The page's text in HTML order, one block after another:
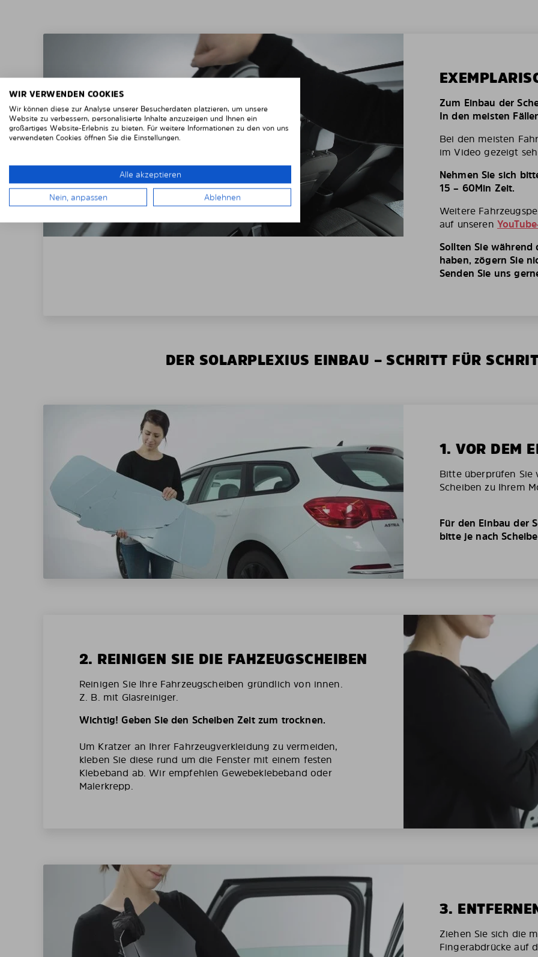
Zum Einbau der
In den meisten
Bei den meisten
im Video gezeigt
Nehmen Sie sich
15 – 60Min Zeit.
Weitere
auf unseren
Sollten Sie während
haben, zögern Sie
Senden Sie uns
DER SOLARPLEXIUS EINBAU – SCHRITT FÜR
1. VOR DEM
Bitte überprüfen
Scheiben zu Ihrem
Für den Einbau der
bitte je nach
2. REINIGEN SIE DIE FAHZEUGSCHEIBEN
Reinigen Sie Ihre Fahrzeugscheiben gründlich von innen.
Z. B. mit Glasreiniger.
Wichtig! Geben Sie den Scheiben Zeit zum trocknen.
Um Kratzer an Ihrer Fahrzeugverkleidung zu vermeiden,
kleben Sie diese rund um die Fenster mit einem festen
Klebeband ab. Wir empfehlen Gewebeklebeband oder
Malerkrepp.
3.
Ziehen Sie sich die
Fingerabdrücke auf
WIR VERWENDEN COOKIES
Wir können diese zur Analyse unserer Besucherdaten platzieren, um unsere
Website zu verbessern, personalisierte Inhalte anzuzeigen und Ihnen ein
großartiges Website-Erlebnis zu bieten. Für weitere Informationen zu den von uns
verwendeten Cookies öffnen Sie die Einstellungen.
Alle akzeptieren
Nein, anpassen Ablehnen